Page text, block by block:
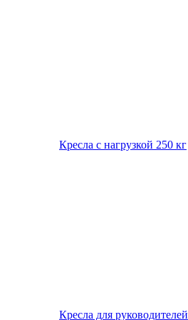
Кресла с нагрузкой 250 кг
Кресла для руководителей